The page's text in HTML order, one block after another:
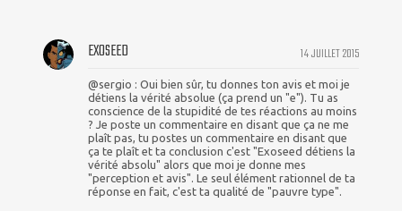
14 JUILLET 2015
EXOSEED
@sergio : Oui bien sûr, tu donnes ton avis et moi je
détiens la vérité absolue (ça prend un "e"). Tu as
conscience de la stupidité de tes réactions au moins
? Je poste un commentaire en disant que ça ne me
plaît pas, tu postes un commentaire en disant que
ça te plaît et ta conclusion c'est "Exoseed détiens la
vérité absolu" alors que moi je donne mes
"perception et avis". Le seul élément rationnel de ta
réponse en fait, c'est ta qualité de "pauvre type".